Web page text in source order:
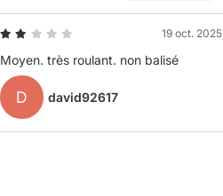
19 oct. 2025
Moyen. très roulant. non balisé
D david92617